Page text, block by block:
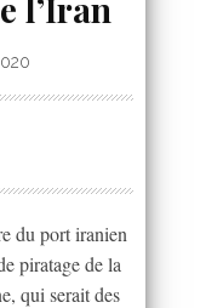
l’Iran
du port iranien
piratage de la
qui serait des